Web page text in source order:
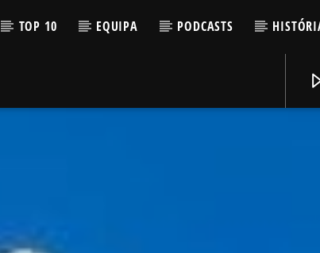
TOP 10 EQUIPA PODCASTS